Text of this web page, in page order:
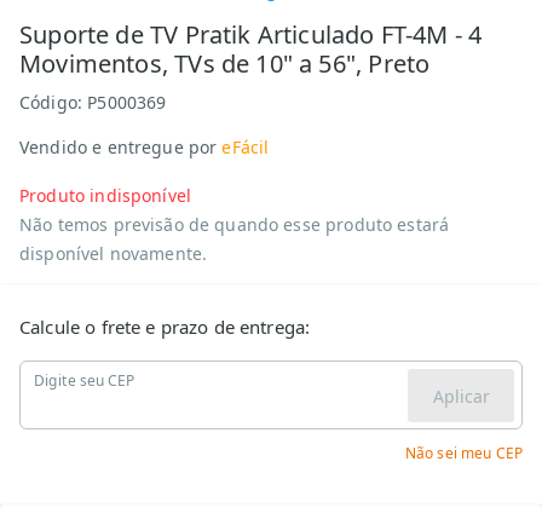
Suporte de TV Pratik Articulado FT-4M - 4
Movimentos, TVs de 10" a 56", Preto
Código: P5000369
Vendido e entregue por eFácil
Produto indisponível
Não temos previsão de quando esse produto estará
disponível novamente.
Calcule o frete e prazo de entrega:
Digite seu CEP
Aplicar
Não sei meu CEP